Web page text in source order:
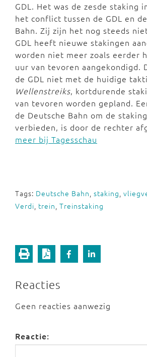
GDL. Het was de zesde staking
het conflict tussen de GDL en
Bahn. Zij zijn het nog steeds
GDL heeft nieuwe stakingen
worden niet meer zoals eerder
uur van tevoren aangekondigd.
de GDL niet met de huidige
Wellenstreiks, kortdurende
van tevoren worden gepland.
de Deutsche Bahn om de
verbieden, is door de rechter
meer bij Tagesschau
Tags: Deutsche Bahn, staking,
Verdi, trein, Treinstaking
Reacties
Geen reacties aanwezig
Reactie: